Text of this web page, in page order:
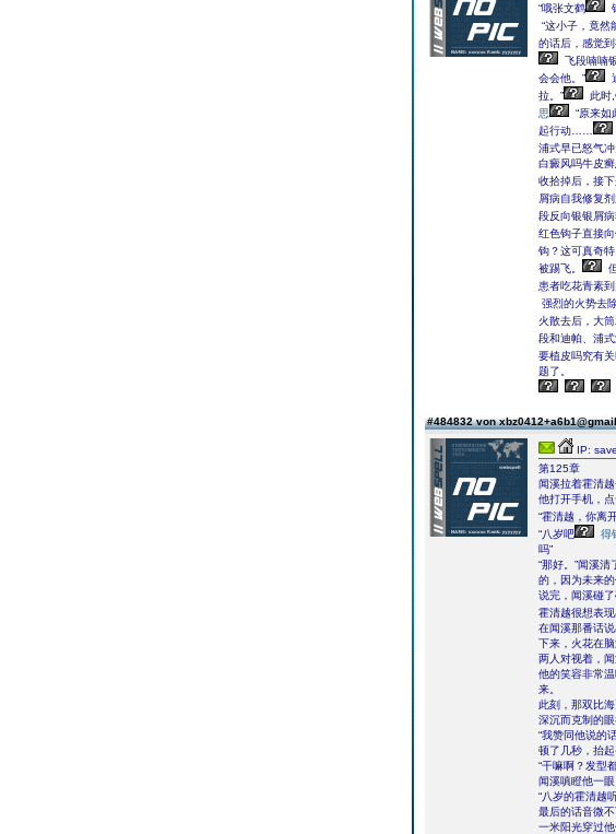
“哦张文鹤
“这小子，竟然
的话后，感觉
飞段喃喃
会会他。”
拉。”
此时
思
“原来如
起行动……
浦式早已怒气冲
白癜风吗牛皮
收拾掉后，接
屑病自我修复
段反向银银屑
红色钩子直接
钩？这可真奇特
被踢飞。
患者吃花青素
强烈的火势去
火散去后，大筒
段和迪帕、浦
要植皮吗究有
题了。
#484832 von
IP:
第125章
闻溪拉着霍清
他打开手机，点
“霍清越，你离
“八岁吧
得
吗”
“那好。”闻溪
的，因为未来
说完，闻溪碰
霍清越很想表
在闻溪那番话
下来，火花在脑
两人对视着，
他的笑容非常
来。
此刻，那双比
深沉而克制的
“我赞同他说的
顿了几秒，抬
“干嘛啊？发型
闻溪嗔瞪他一
“八岁的霍清越
最后的话音微
一米阳光穿过